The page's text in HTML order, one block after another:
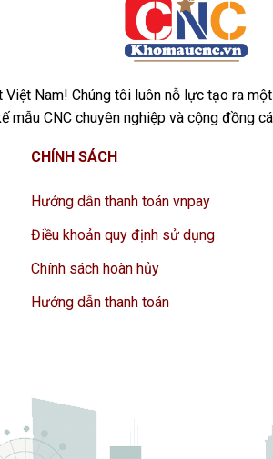
Nam! Chúng tôi luôn nỗ lực tạo ra
mẫu CNC chuyên nghiệp và cộng đồng
CHÍNH SÁCH
Hướng dẫn thanh toán vnpay
Điều khoản quy định sử dụng
Chính sách hoàn hủy
Hướng dẫn thanh toán